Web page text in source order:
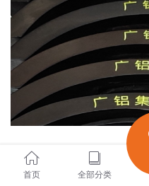
丝网—油墨印花工艺
首页 全部分类